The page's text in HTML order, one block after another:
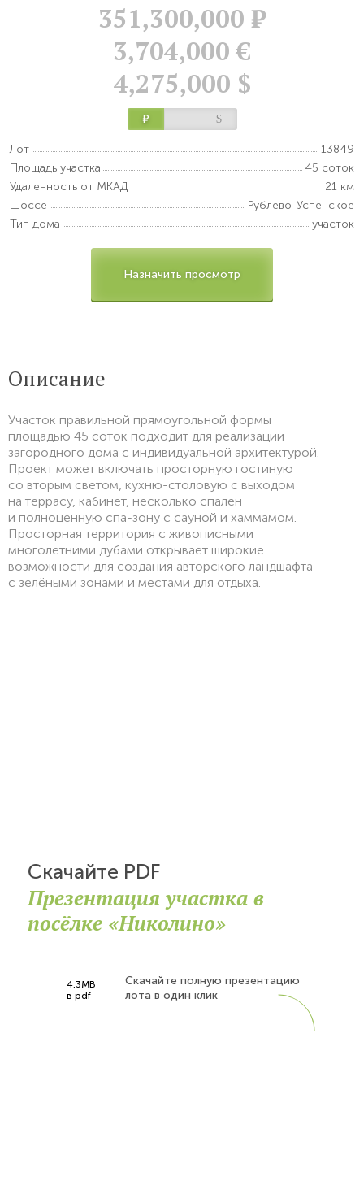
351,300,000 Р
3,704,000 €
4,275,000 $
Р $
Лот
13849
Площадь участка
45 соток
Удаленность от МКАД
21 км
Шоссе
Рублево-Успенское
Тип дома
участок
Назначить просмотр
Описание
Участок правильной прямоугольной формы
площадью 45 соток подходит для реализации
загородного дома с индивидуальной архитектурой.
Проект может включать просторную гостиную
со вторым светом, кухню-столовую с выходом
на террасу, кабинет, несколько спален
и полноценную спа-зону с сауной и хаммамом.
Просторная территория с живописными
многолетними дубами открывает широкие
возможности для создания авторского ландшафта
с зелёными зонами и местами для отдыха.
Скачайте PDF
Презентация участка в
посёлке «Николино»
4.3MB
в pdf
Скачайте полную презентацию
лота в один клик